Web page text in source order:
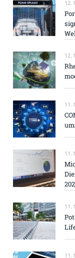
12.
12.
11.
11.
11.
11.